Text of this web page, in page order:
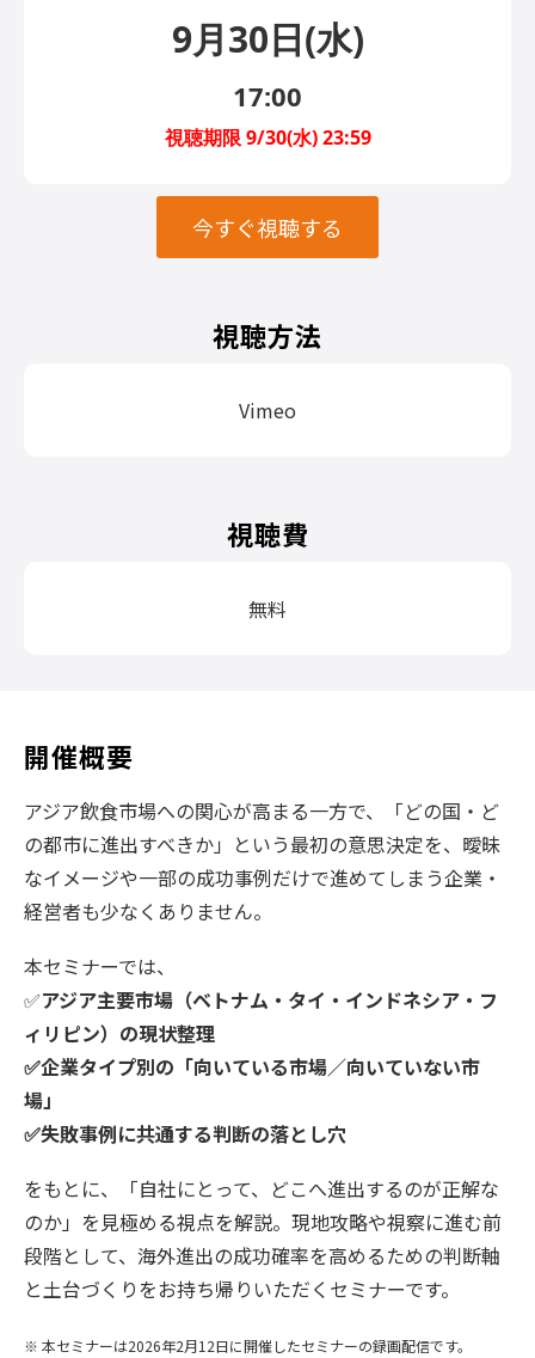
開催概要
アジア飲食市場への関心が高まる一方で、「どの国・ど
の都市に進出すべきか」という最初の意思決定を、曖昧
なイメージや一部の成功事例だけで進めてしまう企業・
経営者も少なくありません。
本セミナーでは、
✅アジア主要市場（ベトナム・タイ・インドネシア・フ
ィリピン）の現状整理
✅企業タイプ別の「向いている市場／向いていない市
場」
✅失敗事例に共通する判断の落とし穴
をもとに、「自社にとって、どこへ進出するのが正解な
のか」を見極める視点を解説。現地攻略や視察に進む前
段階として、海外進出の成功確率を高めるための判断軸
と土台づくりをお持ち帰りいただくセミナーです。
※ 本セミナーは2026年2月12日に開催したセミナーの録画配信です。
9月30日(水)
17:00
視聴期限 9/30(水) 23:59
今すぐ視聴する
視聴方法
Vimeo
視聴費
無料